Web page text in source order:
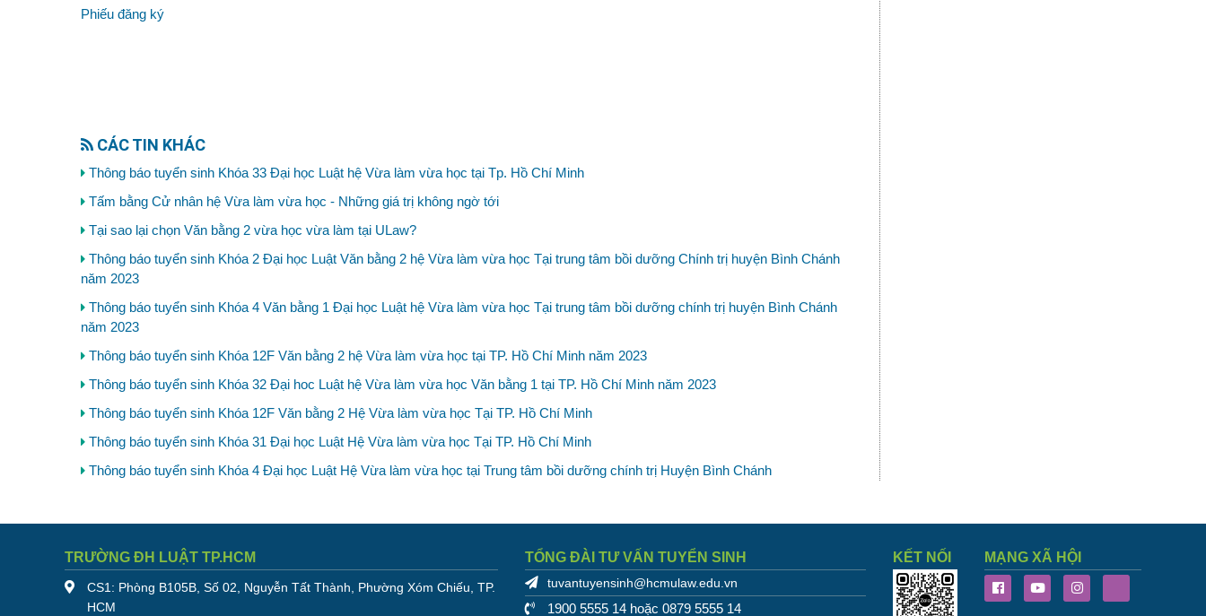
Phiếu đăng ký
CÁC TIN KHÁC
Thông báo tuyển sinh Khóa 33 Đại học Luật hệ Vừa làm vừa học tại Tp. Hồ Chí Minh
Tấm bằng Cử nhân hệ Vừa làm vừa học - Những giá trị không ngờ tới
Tại sao lại chọn Văn bằng 2 vừa học vừa làm tại ULaw?
Thông báo tuyển sinh Khóa 2 Đại học Luật Văn bằng 2 hệ Vừa làm vừa học Tại trung tâm bồi dưỡng Chính trị huyện Bình Chánh
năm 2023
Thông báo tuyển sinh Khóa 4 Văn bằng 1 Đại học Luật hệ Vừa làm vừa học Tại trung tâm bồi dưỡng chính trị huyện Bình Chánh
năm 2023
Thông báo tuyển sinh Khóa 12F Văn bằng 2 hệ Vừa làm vừa học tại TP. Hồ Chí Minh năm 2023
Thông báo tuyển sinh Khóa 32 Đại hoc Luật hệ Vừa làm vừa học Văn bằng 1 tại TP. Hồ Chí Minh năm 2023
Thông báo tuyển sinh Khóa 12F Văn bằng 2 Hệ Vừa làm vừa học Tại TP. Hồ Chí Minh
Thông báo tuyển sinh Khóa 31 Đại học Luật Hệ Vừa làm vừa học Tại TP. Hồ Chí Minh
Thông báo tuyển sinh Khóa 4 Đại học Luật Hệ Vừa làm vừa học tại Trung tâm bồi dưỡng chính trị Huyện Bình Chánh
TRƯỜNG ĐH LUẬT TP.HCM
CS1: Phòng B105B, Số 02, Nguyễn Tất Thành, Phường Xóm Chiếu, TP.
HCM
TỔNG ĐÀI TƯ VẤN TUYỂN SINH
tuvantuyensinh@hcmulaw.edu.vn
1900 5555 14 hoặc 0879 5555 14
KẾT NỐI MẠNG XÃ HỘI